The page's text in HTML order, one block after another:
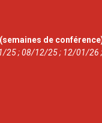
(semaines de
25 ; 08/12/25 ; 12/01/